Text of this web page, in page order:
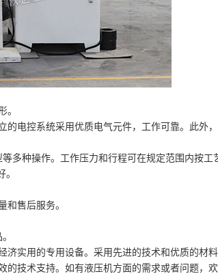
。
电控系统采用优质电气元件，工作可靠。此外
多种操作。工作压力和行程可在规定范围内按工
和售后服务。
济实用的专用设备。采用先进的技术和优质的材
技术支持。如有液压机方面的需求或者问题，